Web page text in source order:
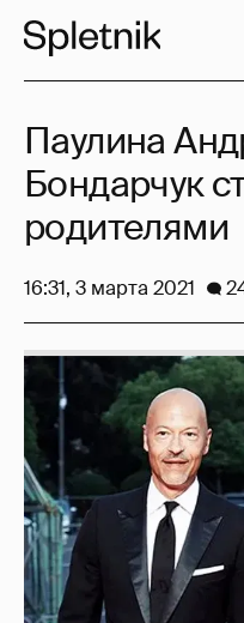
Паулина
Бондарчук
родителями
16:31, 3 марта 2021